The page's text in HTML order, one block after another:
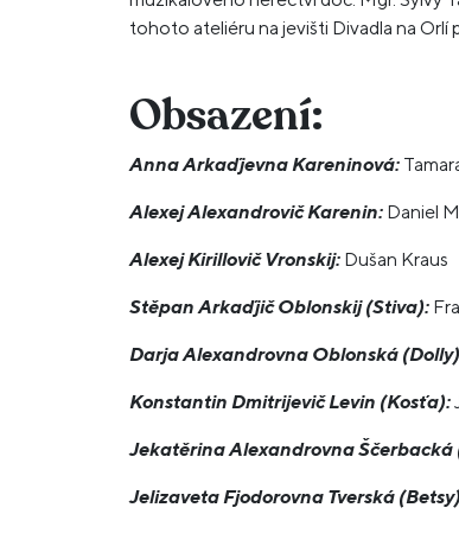
tohoto ateliéru na jevišti Divadla na Orlí
Obsazení:
Anna Arkaďjevna Kareninová:
Alexej Alexandrovič Karenin: Daniel
Alexej Kirillovič Vronskij: Dušan Kraus
Stěpan Arkaďjič Oblonskij(Stiva):
Darja Alexandrovna Oblonská
Konstantin Dmitrijevič Levin (Kosťa):
Jekatěrina Alexandrovna Ščerbacká
Jelizaveta Fjodorovna Tverská (Betsy)